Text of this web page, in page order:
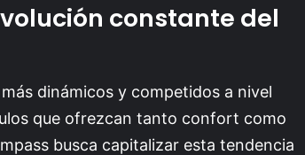
constante del
dinámicos y competidos a nivel
que ofrezcan tanto confort como
busca capitalizar esta tendencia